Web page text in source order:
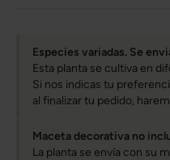
Especies variadas. Se
Esta planta se cultiva en
Si nos indicas tu
al finalizar tu pedido,
Maceta decorativa no
La planta se envía con su